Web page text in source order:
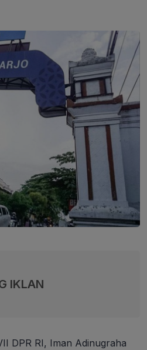
IKLAN
DPR RI, Iman Adinugraha